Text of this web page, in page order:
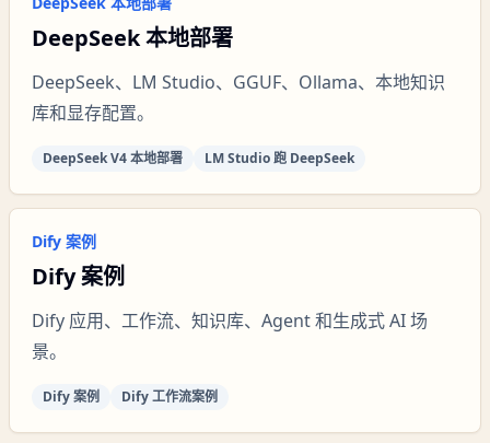
DeepSeek 本地部署
DeepSeek、LM Studio、GGUF、Ollama、本地知识
库和显存配置。
DeepSeek V4 本地部署 LM Studio 跑 DeepSeek
Dify 案例
Dify 案例
Dify 应用、工作流、知识库、Agent 和生成式 AI 场
景。
Dify 案例 Dify 工作流案例